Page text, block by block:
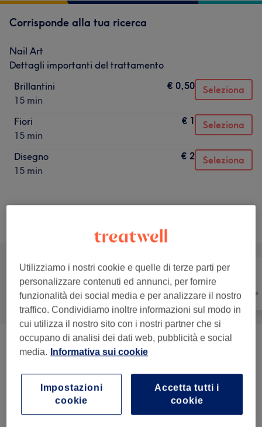
Corrisponde alla tua ricerca
Nail Art
Dettagli importanti del trattamento
Brillantini
15 min
€ 0,50 Seleziona
Fiori
15 min
€ 1 Seleziona
Disegno
15 min
€ 2 Seleziona
Tutti Unghie Depilazione
Manicure (9)
Pedicure (5) da € 5
Ricostruzione Unghie
Utilizziamo i nostri cookie e quelle di terze parti per
personalizzare contenuti ed annunci, per fornire
funzionalità dei social media e per analizzare il nostro
traffico. Condividiamo inoltre informazioni sul modo in
cui utilizza il nostro sito con i nostri partner che si
occupano di analisi dei dati web, pubblicità e social
media.
Informativa sui cookie
Accetta tutti i
cookie
Impostazioni
cookie